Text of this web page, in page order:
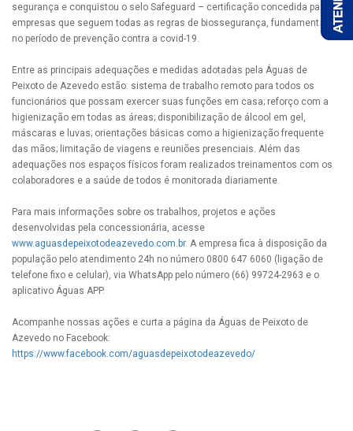
segurança e conquistou o selo Safeguard – certificação concedida para
empresas que seguem todas as regras de biossegurança, fundamentais
no período de prevenção contra a covid-19.
Entre as principais adequações e medidas adotadas pela Águas de
Peixoto de Azevedo estão: sistema de trabalho remoto para todos os
funcionários que possam exercer suas funções em casa; reforço com a
higienização em todas as áreas; disponibilização de álcool em gel,
máscaras e luvas; orientações básicas como a higienização frequente
das mãos; limitação de viagens e reuniões presenciais. Além das
adequações nos espaços físicos foram realizados treinamentos com os
colaboradores e a saúde de todos é monitorada diariamente.
Para mais informações sobre os trabalhos, projetos e ações
desenvolvidas pela concessionária, acesse
www.aguasdepeixotodeazevedo.com.br. A empresa fica à disposição da
população pelo atendimento 24h no número 0800 647 6060 (ligação de
telefone fixo e celular), via WhatsApp pelo número (66) 99724-2963 e o
aplicativo Águas APP.
Acompanhe nossas ações e curta a página da Águas de Peixoto de
Azevedo no Facebook:
https://www.facebook.com/aguasdepeixotodeazevedo/